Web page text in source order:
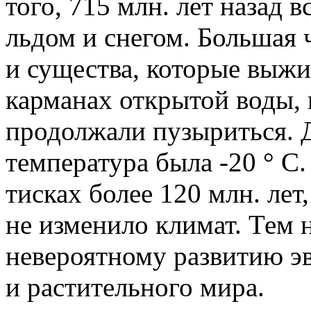
льдом и снегом. Большая
и существа, которые
карманах открытой воды,
продолжали пузыриться.
температура была -20 °
тисках более 120 млн.
не изменило климат. Тем
невероятному развитию
и растительного мира.